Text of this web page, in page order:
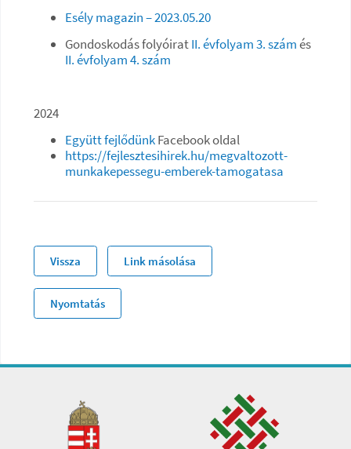
Esély magazin – 2023.05.20
Gondoskodás folyóiratII. évfolyam 3. számés
II. évfolyam 4. szám
2024
Együtt fejlődünkFacebook oldal
https://fejlesztesihirek.hu/megvaltozott-
munkakepessegu-emberek-tamogatasa
Vissza Link másolása
Nyomtatás